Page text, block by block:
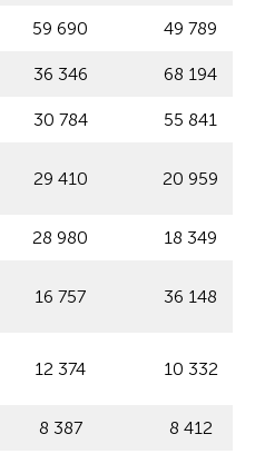
59 690 49 789
36 346 68 194
30 784 55 841
29 410 20 959
28 980 18 349
16 757 36 148
12 374 10 332
8 387 8 412